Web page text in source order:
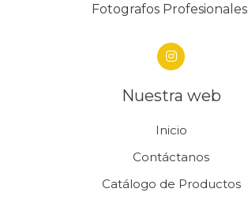
Fotografos Profesionales
Nuestra web
Inicio
Contáctanos
Catálogo de Productos